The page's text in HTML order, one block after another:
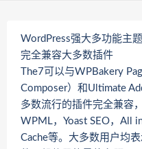
WordPress强大多功能主
完全兼容大多数插件
The7可以与WPBakery
Composer）和Ultimate
多数流行的插件完全兼容
WPML，Yoast SEO，All
Cache等。大多数用户均